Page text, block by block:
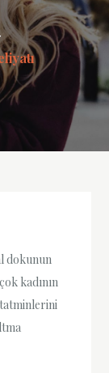
dokunun
kadının